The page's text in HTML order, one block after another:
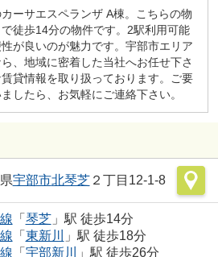
ーサエスペランザ A棟。こちらの物
徒歩14分の物件です。2駅利用可能
が良いのが魅力です。宇部市エリア
、地域に密着した当社へお任せ下さ
貸情報を取り扱っております。ご要
したら、お気軽にご連絡下さい。
宇部市北琴芝２丁目12-1-8
「 琴芝」駅 徒歩14分
「 東新川
」駅 徒歩18分
「 宇部新川 」駅 徒歩26分